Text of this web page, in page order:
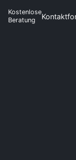
Kostenlose
Beratung